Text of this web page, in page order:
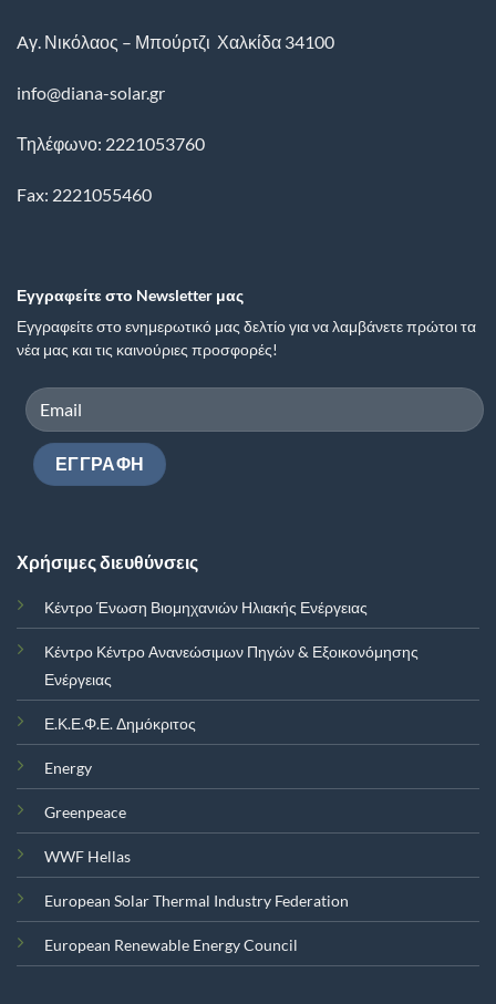
Aγ. Νικόλαος – Μπούρτζι Χαλκίδα 34100
info@diana-solar.gr
Τηλέφωνο: 2221053760
Fax: 2221055460
Εγγραφείτε στο Newsletter μας
Εγγραφείτε στο ενημερωτικό μας δελτίο για να λαμβάνετε πρώτοι τα
νέα μας και τις καινούριες προσφορές!
Χρήσιμες διευθύνσεις
Κέντρο Ένωση Βιομηχανιών Ηλιακής Ενέργειας
Κέντρο Κέντρο Ανανεώσιμων Πηγών & Εξοικονόμησης
Ενέργειας
Ε.Κ.Ε.Φ.Ε. Δημόκριτος
Energy
Greenpeace
WWF Hellas
European Solar Thermal Industry Federation
European Renewable Energy Council